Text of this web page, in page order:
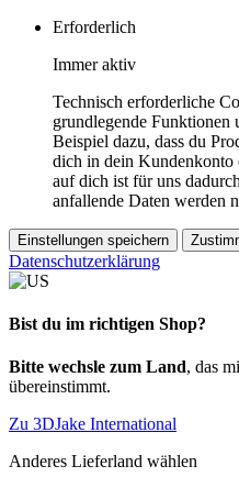
Erforderlich
Immer aktiv
Technisch erforderliche
grundlegende Funktionen
Beispiel dazu, dass du
dich in dein Kundenkonto
auf dich ist für uns
anfallende Daten werden
Einstellungen speichern
Datenschutzerklärung
Bist du im richtigen Shop?
Bitte wechsle zum Land, das
übereinstimmt.
Zu 3DJake International
Anderes Lieferland wählen